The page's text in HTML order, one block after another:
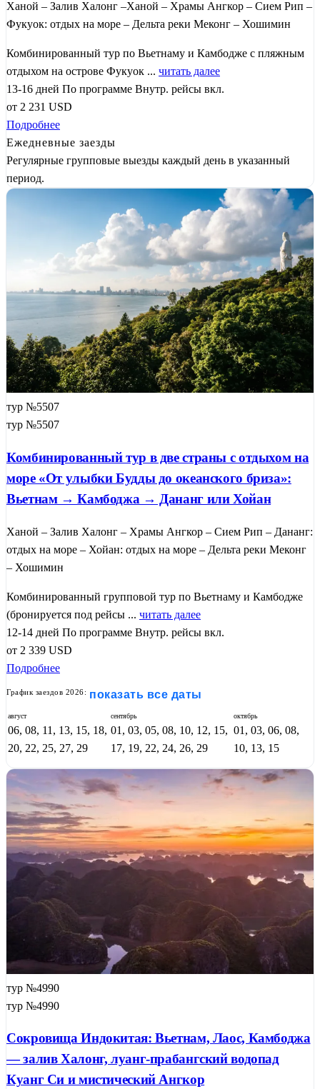
Ханой – Залив Халонг –Ханой – Храмы Ангкор – Сием Рип –
Фукуок: отдых на море – Дельта реки Меконг – Хошимин
Комбинированный тур по Вьетнаму и Камбодже с пляжным
отдыхом на острове Фукуок ... читать далее
13-16 дней По программе Внутр. рейсы вкл.
от 2 231 USD
Подробнее
Ежедневные заезды
Регулярные групповые выезды каждый день в указанный
период.
тур №5507
тур №5507
Комбинированный тур в две страны с отдыхом на
море «От улыбки Будды до океанского бриза»:
Вьетнам → Камбоджа → Дананг или Хойан
Ханой – Залив Халонг – Храмы Ангкор – Сием Рип – Дананг:
отдых на море – Хойан: отдых на море – Дельта реки Меконг
– Хошимин
Комбинированный групповой тур по Вьетнаму и Камбодже
(бронируется под рейсы ... читать далее
12-14 дней По программе Внутр. рейсы вкл.
от 2 339 USD
Подробнее
График заездов 2026: показать все даты
август
06, 08, 11, 13, 15, 18,
20, 22, 25, 27, 29
сентябрь
01, 03, 05, 08, 10, 12, 15,
17, 19, 22, 24, 26, 29
октябрь
01, 03, 06, 08,
10, 13, 15
тур №4990
тур №4990
Сокровища Индокитая: Вьетнам, Лаос, Камбоджа
— залив Халонг, луанг-прабангский водопад
Куанг Си и мистический Ангкор